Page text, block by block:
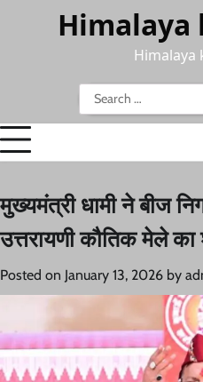
Himalaya
Search
for:
मुख्यमंत्री धामी ने बीज
उत्तरायणी कौतिक मेले का
Posted on January 13, 2026 by